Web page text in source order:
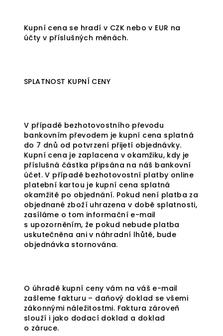
Kupní cena se hradí v CZK nebo v EUR na
účty v příslušných měnách.
SPLATNOST KUPNÍ CENY
V případě bezhotovostního převodu
bankovním převodem je kupní cena splatná
do 7 dnů od potvrzení přijetí objednávky.
Kupní cena je zaplacena v okamžiku, kdy je
příslušná částka připsána na náš bankovní
účet. V případě bezhotovostní platby online
platební kartou je kupní cena splatná
okamžitě po objednání. Pokud není platba za
objednané zboží uhrazena v době splatnosti,
zasíláme o tom informační e-mail
s upozorněním, že pokud nebude platba
uskutečněna ani v náhradní lhůtě, bude
objednávka stornována.
O úhradě kupní ceny vám na váš e-mail
zašleme fakturu – daňový doklad se všemi
zákonnými náležitostmi. Faktura zároveň
slouží i jako dodací doklad a doklad
o záruce.